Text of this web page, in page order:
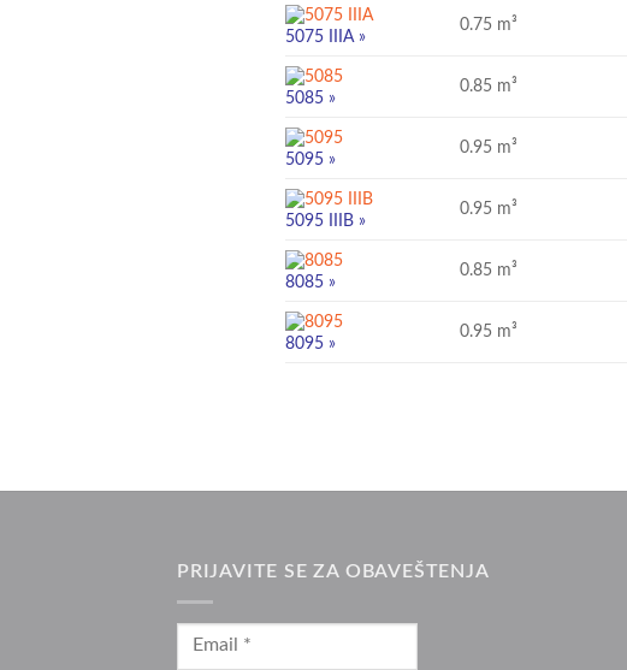
5075 IIIA »
0.75 m³
5085 »
0.85 m³
5095 »
0.95 m³
5095 IIIB »
0.95 m³
8085 »
0.85 m³
8095 »
0.95 m³
PRIJAVITE SE ZA OBAVEŠTENJA